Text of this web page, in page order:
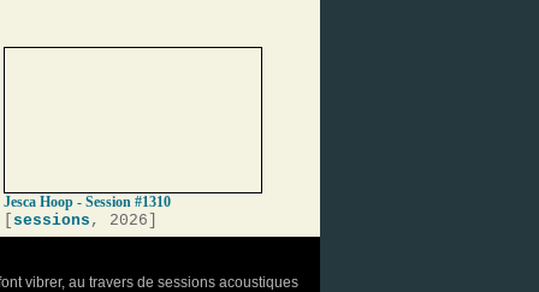
Jesca Hoop - Session #1310
sessions , 2026]
vibrer, au travers de sessions acoustiques